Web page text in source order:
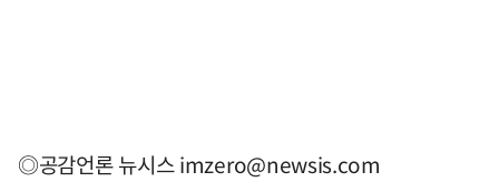
◎공감언론 뉴시스imzero@newsis.com